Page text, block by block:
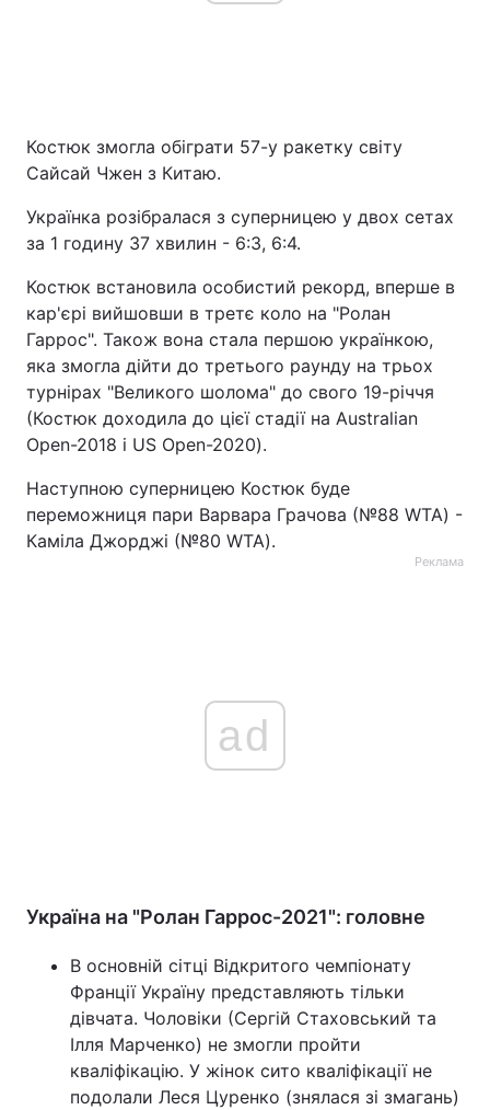
Костюк змогла обіграти 57-у ракетку світу
Сайсай Чжен з Китаю.
Українка розібралася з суперницею у двох сетах
за 1 годину 37 хвилин - 6:3, 6:4.
Костюк встановила особистий рекорд, вперше в
кар'єрі вийшовши в третє коло на "Ролан
Гаррос". Також вона стала першою українкою,
яка змогла дійти до третього раунду на трьох
турнірах "Великого шолома" до свого 19-річчя
(Костюк доходила до цієї стадії на Australian
Open-2018 і US Open-2020).
Наступною суперницею Костюк буде
переможниця пари Варвара Грачова (№88 WTA) -
Каміла Джорджі (№80 WTA).
Реклама
ad
Україна на "Ролан Гаррос-2021": головне
В основній сітці Відкритого чемпіонату
Франції Україну представляють тільки
дівчата. Чоловіки (Сергій Стаховський та
Ілля Марченко) не змогли пройти
кваліфікацію. У жінок сито кваліфікації не
подолали Леся Цуренко (знялася зі змагань)